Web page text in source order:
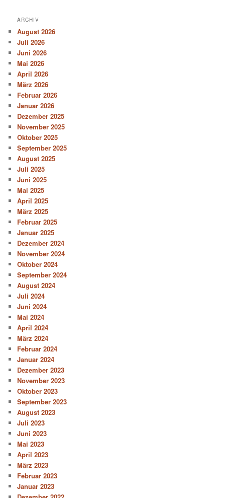
ARCHIV
August 2026
Juli 2026
Juni 2026
Mai 2026
April 2026
März 2026
Februar 2026
Januar 2026
Dezember 2025
November 2025
Oktober 2025
September 2025
August 2025
Juli 2025
Juni 2025
Mai 2025
April 2025
März 2025
Februar 2025
Januar 2025
Dezember 2024
November 2024
Oktober 2024
September 2024
August 2024
Juli 2024
Juni 2024
Mai 2024
April 2024
März 2024
Februar 2024
Januar 2024
Dezember 2023
November 2023
Oktober 2023
September 2023
August 2023
Juli 2023
Juni 2023
Mai 2023
April 2023
März 2023
Februar 2023
Januar 2023